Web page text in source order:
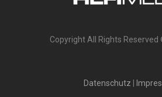
Copyright All Rights
Datenschutz